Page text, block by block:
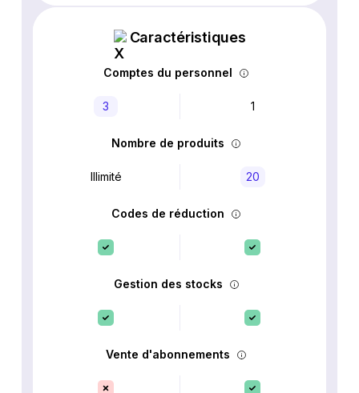
Caractéristiques
Comptes du personnel
3 1
Nombre de produits
Illimité 20
Codes de réduction
Gestion des stocks
Vente d'abonnements